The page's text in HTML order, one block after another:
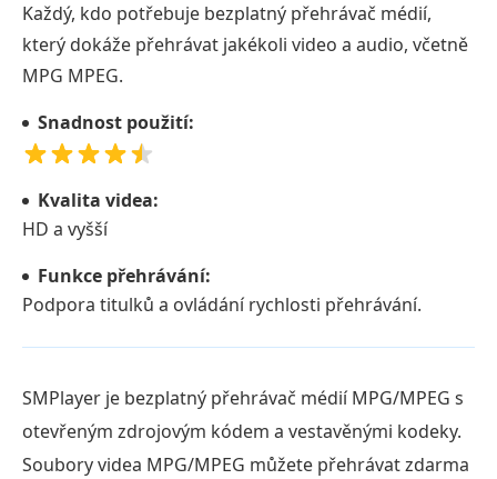
Každý, kdo potřebuje bezplatný přehrávač médií,
který dokáže přehrávat jakékoli video a audio, včetně
MPG MPEG.
Snadnost použití:
Kvalita videa:
HD a vyšší
Funkce přehrávání:
Podpora titulků a ovládání rychlosti přehrávání.
SMPlayer je bezplatný přehrávač médií MPG/MPEG s
otevřeným zdrojovým kódem a vestavěnými kodeky.
Soubory videa MPG/MPEG můžete přehrávat zdarma